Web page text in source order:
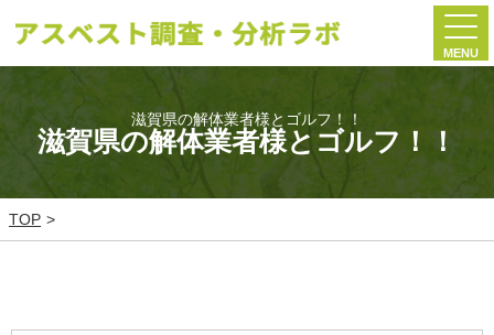
MENU
滋賀県の解体業者様とゴルフ！！
滋賀県の解体業者様とゴルフ！！
TOP